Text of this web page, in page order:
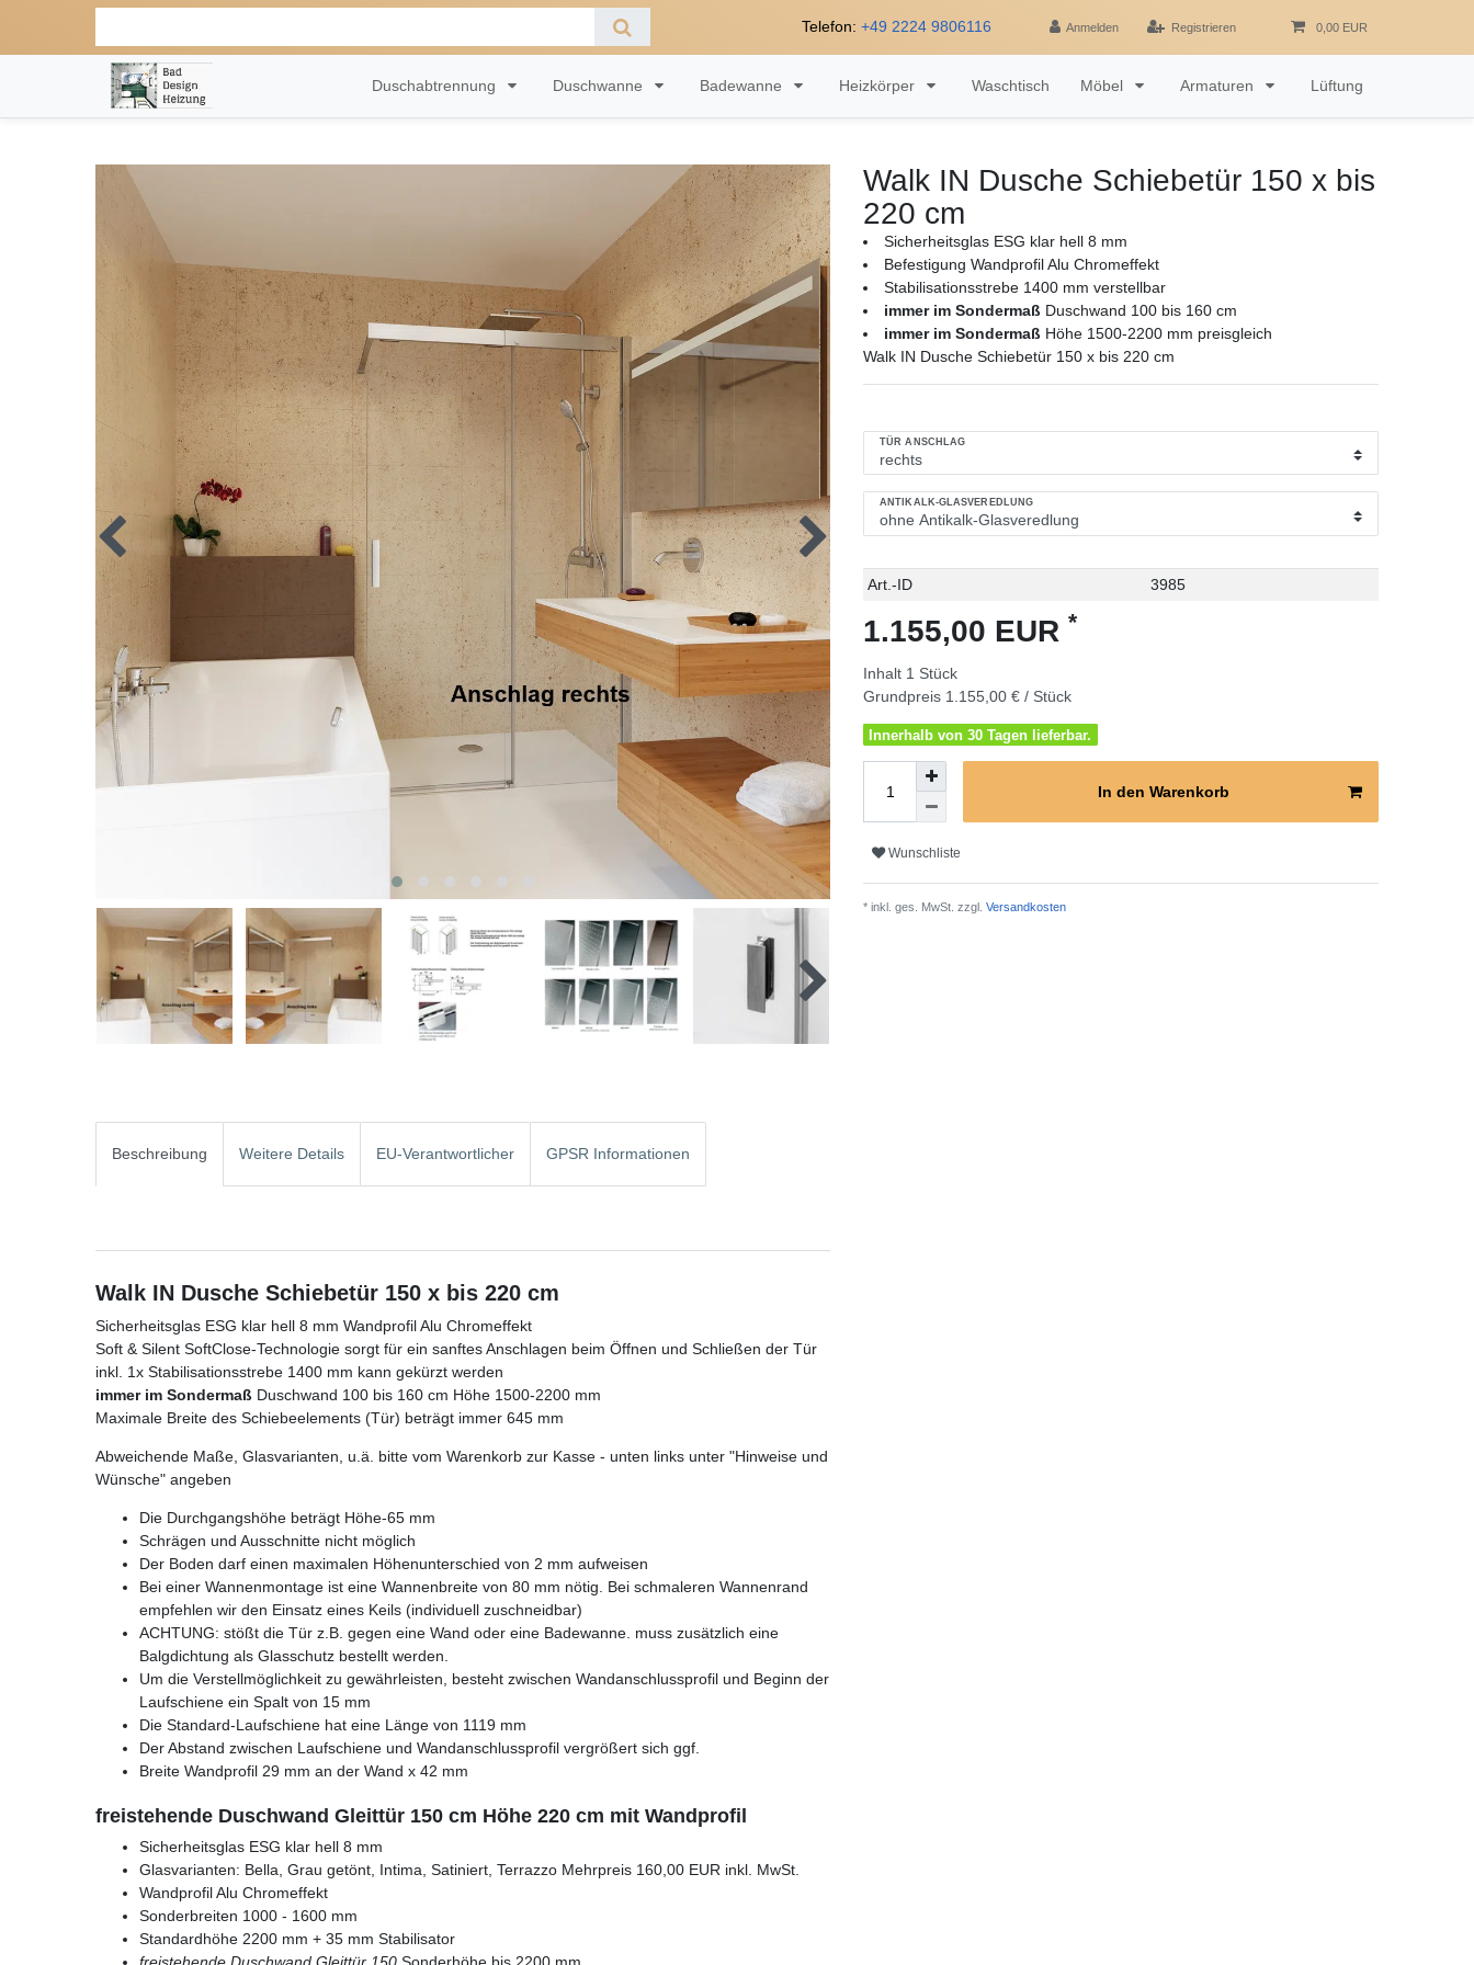
Telefon: +49 2224 9806116 Anmelden Registrieren 0,00 EUR
Duschabtrennung Duschwanne Badewanne Heizkörper Waschtisch Möbel Armaturen Lüftung
Walk IN Dusche Schiebetür 150 x bis
220 cm
Sicherheitsglas ESG klar hell 8 mm
Befestigung Wandprofil Alu Chromeffekt
Stabilisationsstrebe 1400 mm verstellbar
immer im Sondermaß Duschwand 100 bis 160 cm
immer im Sondermaß Höhe 1500-2200 mm preisgleich
Walk IN Dusche Schiebetür 150 x bis 220 cm
TÜR ANSCHLAG
ANTIKALK-GLASVEREDLUNG
Technisches
Wert
Art.-ID 3985
1.155,00 EUR *
Inhalt 1 Stück
Grundpreis 1.155,00 € / Stück
Innerhalb von 30 Tagen lieferbar.
In den Warenkorb
Wunschliste
* inkl. ges. MwSt. zzgl. Versandkosten
Beschreibung Weitere Details EU-Verantwortlicher GPSR Informationen
Walk IN Dusche Schiebetür 150 x bis 220 cm
Sicherheitsglas ESG klar hell 8 mm Wandprofil Alu Chromeffekt
Soft & Silent SoftClose-Technologie sorgt für ein sanftes Anschlagen beim Öffnen und Schließen der Tür
inkl. 1x Stabilisationsstrebe 1400 mm kann gekürzt werden
immer im Sondermaß Duschwand 100 bis 160 cm Höhe 1500-2200 mm
Maximale Breite des Schiebeelements (Tür) beträgt immer 645 mm
Abweichende Maße, Glasvarianten, u.ä. bitte vom Warenkorb zur Kasse - unten links unter "Hinweise und
Wünsche" angeben
Die Durchgangshöhe beträgt Höhe-65 mm
Schrägen und Ausschnitte nicht möglich
Der Boden darf einen maximalen Höhenunterschied von 2 mm aufweisen
Bei einer Wannenmontage ist eine Wannenbreite von 80 mm nötig. Bei schmaleren Wannenrand
empfehlen wir den Einsatz eines Keils (individuell zuschneidbar)
ACHTUNG: stößt die Tür z.B. gegen eine Wand oder eine Badewanne. muss zusätzlich eine
Balgdichtung als Glasschutz bestellt werden.
Um die Verstellmöglichkeit zu gewährleisten, besteht zwischen Wandanschlussprofil und Beginn der
Laufschiene ein Spalt von 15 mm
Die Standard-Laufschiene hat eine Länge von 1119 mm
Der Abstand zwischen Laufschiene und Wandanschlussprofil vergrößert sich ggf.
Breite Wandprofil 29 mm an der Wand x 42 mm
freistehende Duschwand Gleittür 150 cm Höhe 220 cm mit Wandprofil
Sicherheitsglas ESG klar hell 8 mm
Glasvarianten: Bella, Grau getönt, Intima, Satiniert, Terrazzo Mehrpreis 160,00 EUR inkl. MwSt.
Wandprofil Alu Chromeffekt
Sonderbreiten 1000 - 1600 mm
Standardhöhe 2200 mm + 35 mm Stabilisator
freistehende Duschwand Gleittür 150 Sonderhöhe bis 2200 mm